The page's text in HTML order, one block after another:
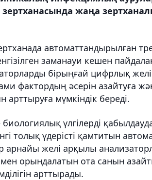
жаңа
автоматтандырылған
заманауи кешен
бірыңғай цифрлық
фактордың әсерін азайтуға
мүмкіндік береді.
биологиялық үлгілерді
толық үдерісті қамтитын
арнайы желі арқылы
орындалатын ота санын
арттырады.